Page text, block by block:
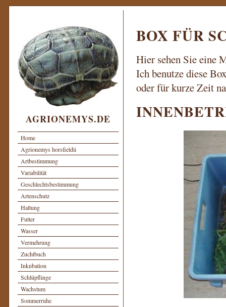
AGRIONEMYS.DE
Home
Agrionemys horsfieldii
Artbestimmung
Variabilität
Geschlechtsbestimmung
Artenschutz
Haltung
Futter
Wasser
Vermehrung
Zuchtbuch
Inkubation
Schlüpflinge
Wachstum
Sommerruhe
BOX FÜR
Hier sehen Sie eine
Ich benutze diese
oder für kurze Zeit